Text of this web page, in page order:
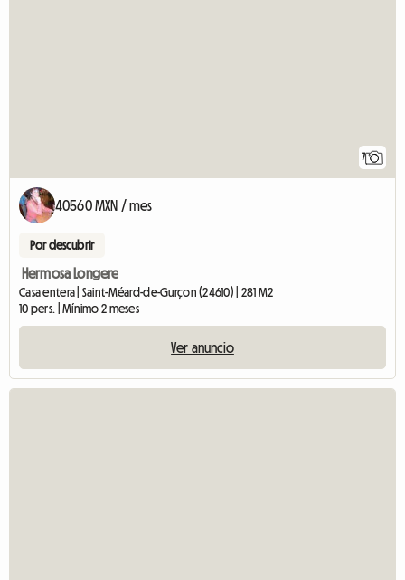
7
40560 MXN / mes
Por descubrir
Hermosa Longere
Casa entera | Saint-Méard-de-Gurçon (24610) | 281 M2
10 pers. | Mínimo 2 meses
Ver anuncio